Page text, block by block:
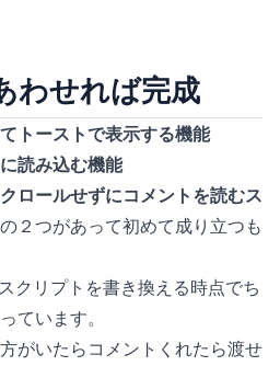
わせれば完成
トーストで表示する機能
読み込む機能
ロールせずにコメントを読むス
２つがあって初めて成り立つも
クリプトを書き換える時点でち
ています。
がいたらコメントくれたら渡せ